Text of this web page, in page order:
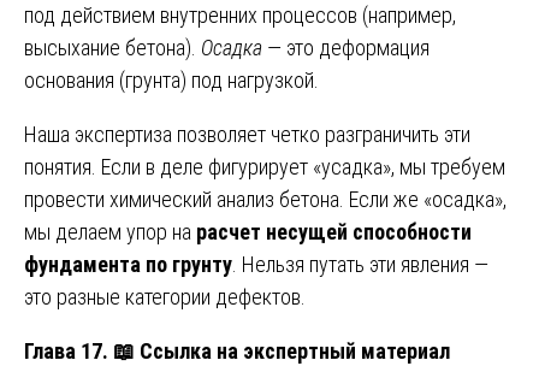
под действием внутренних процессов (например,
высыхание бетона). Осадка — это деформация
основания (грунта) под нагрузкой.
Наша экспертиза позволяет четко разграничить эти
понятия. Если в деле фигурирует «усадка», мы требуем
провести химический анализ бетона. Если же «осадка»,
мы делаем упор на расчет несущей способности
фундамента по грунту . Нельзя путать эти явления —
это разные категории дефектов.
Глава 17. 📖 Ссылка на экспертный материал